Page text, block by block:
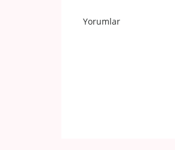
Yorumlar